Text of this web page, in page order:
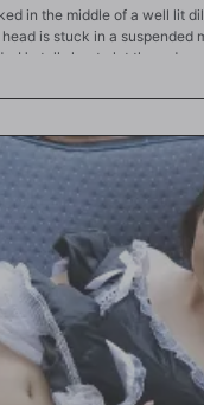
in the middle of a well lit
is stuck in a suspended
He tells her to let them do
her slowly like predators
their cocks with her
gets on her knees to suck
hard cocks. She shoves
her on a padded table on
bar. One by one they
out both of her holes,
cocks. After that, they
with her ass stuck in
her tight pussy, doggie
Miranda gets double-stuffed
ass at the same time while
over and over. Miranda
face full of cum.